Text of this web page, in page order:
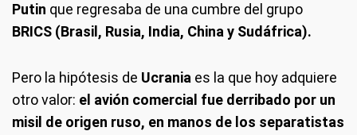
Putin que regresaba de una cumbre del grupo
BRICS (Brasil, Rusia, India, China y Sudáfrica).
Pero la hipótesis de Ucrania es la que hoy adquiere
otro valor: el avión comercial fue derribado por un
misil de origen ruso, en manos de los separatistas